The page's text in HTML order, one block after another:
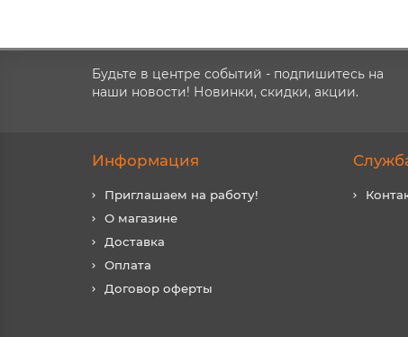
Будьте в центре событий - подпишитесь на
наши новости! Новинки, скидки, акции.
Информация
Приглашаем на работу!
О магазине
Доставка
Оплата
Договор оферты